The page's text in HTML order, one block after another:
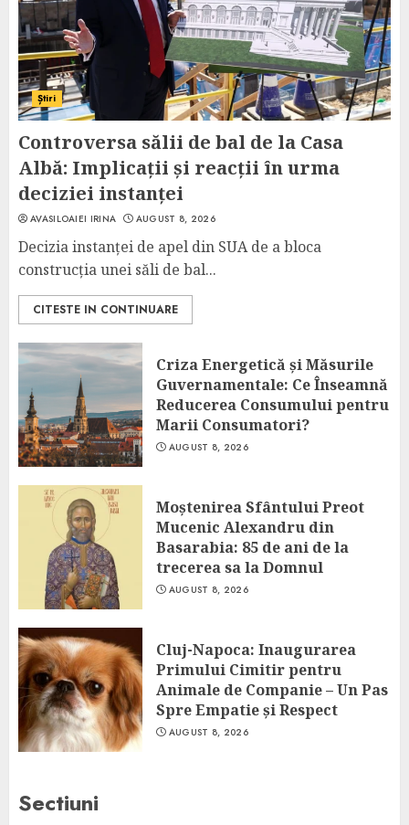
Știri
Controversa sălii de bal de la Casa
Albă: Implicații și reacții în urma
deciziei instanței
AVASILOAIEI IRINA AUGUST 8, 2026
Decizia instanței de apel din SUA de a bloca
construcția unei săli de bal...
CITESTE IN CONTINUARE
Criza Energetică și Măsurile
Guvernamentale: Ce Înseamnă
Reducerea Consumului pentru
Marii Consumatori?
AUGUST 8, 2026
Moștenirea Sfântului Preot
Mucenic Alexandru din
Basarabia: 85 de ani de la
trecerea sa la Domnul
AUGUST 8, 2026
Cluj-Napoca: Inaugurarea
Primului Cimitir pentru
Animale de Companie – Un Pas
Spre Empatie și Respect
AUGUST 8, 2026
Sectiuni